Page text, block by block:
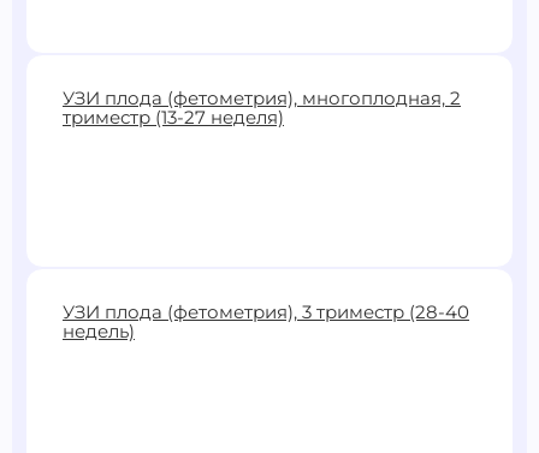
2900 ₽
Записаться
УЗИ плода (фетометрия), многоплодная, 2
триместр (13-27 неделя)
3900 ₽
Записаться
УЗИ плода (фетометрия), 3 триместр (28-40
недель)